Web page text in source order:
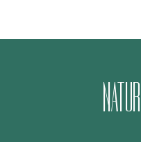
NATUR